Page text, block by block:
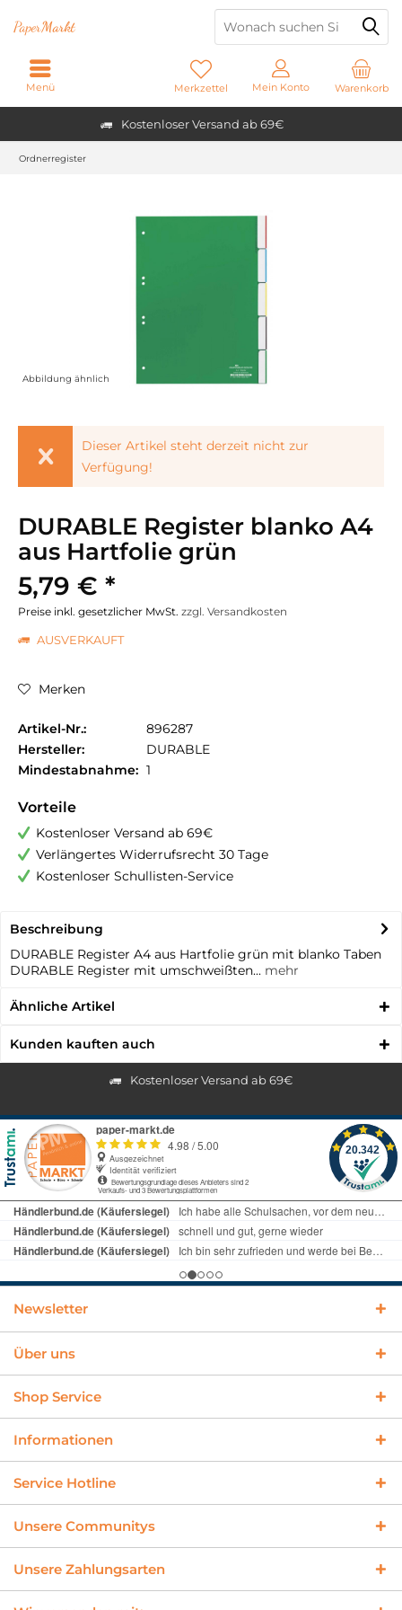
Kostenloser Versand ab 69€
PaperMarkt
Warenkorb
Merkzettel Mein Konto
Menü
Ordnerregister
Abbildung ähnlich
Dieser Artikel steht derzeit nicht zur
Verfügung!
DURABLE Register blanko A4
aus Hartfolie grün
5,79 € *
Preise inkl. gesetzlicher MwSt. zzgl. Versandkosten
AUSVERKAUFT
Merken
Artikel-Nr.:
896287
Hersteller:
DURABLE
Mindestabnahme: 1
Vorteile
Kostenloser Versand ab 69€
Verlängertes Widerrufsrecht 30 Tage
Kostenloser Schullisten-Service
Beschreibung
DURABLE Register A4 aus Hartfolie grün mit blanko Taben
DURABLE Register mit umschweißten... mehr
Ähnliche Artikel
Kunden kauften auch
Kostenloser Versand ab 69€
Newsletter
Über uns
Shop Service
Informationen
Service Hotline
Unsere Communitys
Unsere Zahlungsarten